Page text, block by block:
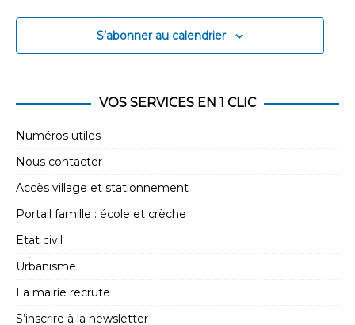
S’abonner au calendrier
VOS SERVICES EN 1 CLIC
Numéros utiles
Nous contacter
Accès village et stationnement
Portail famille : école et crèche
Etat civil
Urbanisme
La mairie recrute
S’inscrire à la newsletter